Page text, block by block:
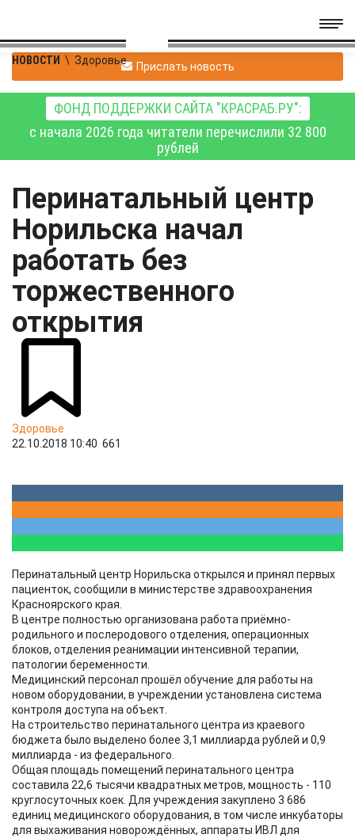
НОВОСТИ \ Здоровье Прислать новость
ФОНД ПОДДЕРЖКИ САЙТА "КРАСРАБ.РУ":
с начала 2026 года читатели перечислили 32 800
рублей
Перинатальный центр
Норильска начал
работать без
торжественного
открытия
Здоровье
22.10.2018 10:40 661
Перинатальный центр Норильска открылся и принял первых
пациенток, сообщили в министерстве здравоохранения
Красноярского края.
В центре полностью организована работа приёмно-
родильного и послеродового отделения, операционных
блоков, отделения реанимации интенсивной терапии,
патологии беременности.
Медицинский персонал прошёл обучение для работы на
новом оборудовании, в учреждении установлена система
контроля доступа на объект.
На строительство перинатального центра из краевого
бюджета было выделено более 3,1 миллиарда рублей и 0,9
миллиарда - из федерального.
Общая площадь помещений перинатального центра
составила 22,6 тысячи квадратных метров, мощность - 110
круглосуточных коек. Для учреждения закуплено 3 686
единиц медицинского оборудования, в том числе инкубаторы
для выхаживания новорождённых, аппараты ИВЛ для